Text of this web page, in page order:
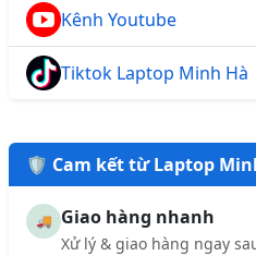
Kênh Youtube
Tiktok Laptop Minh Hà
🛡️ Cam kết từ Laptop
🚚 Giao hàng nhanh
Xử lý & giao hàng ngay